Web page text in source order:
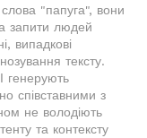
"папуга", вони
запити людей
випадкові
тексту.
генерують
співставними з
не володіють
та контексту